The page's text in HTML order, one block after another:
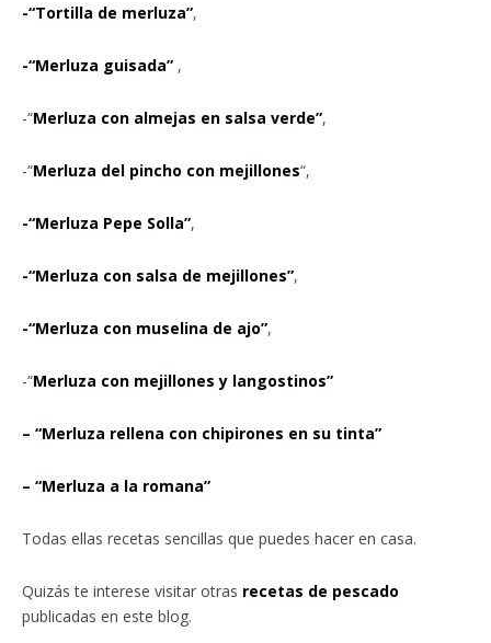
-“Tortilla de merluza”,
-“Merluza guisada” ,
-“Merluza con almejas en salsa verde”,
-“Merluza del pincho con mejillones“,
-“Merluza Pepe Solla”,
-“Merluza con salsa de mejillones”,
-“Merluza con muselina de ajo”,
-“Merluza con mejillones y langostinos”
– “Merluza rellena con chipirones en su tinta”
– “Merluza a la romana”
Todas ellas recetas sencillas que puedes hacer en casa.
Quizás te interese visitar otras recetas de pescado
publicadas en este blog.